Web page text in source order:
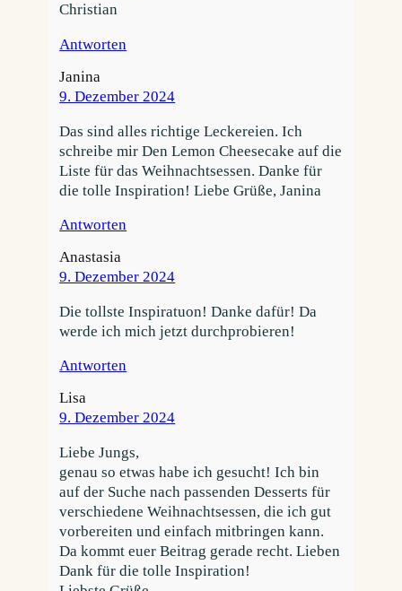
Christian
Antworten
Janina
9. Dezember 2024
Das sind alles richtige Leckereien. Ich
schreibe mir Den Lemon Cheesecake auf die
Liste für das Weihnachtsessen. Danke für
die tolle Inspiration! Liebe Grüße, Janina
Antworten
Anastasia
9. Dezember 2024
Die tollste Inspiratuon! Danke dafür! Da
werde ich mich jetzt durchprobieren!
Antworten
Lisa
9. Dezember 2024
Liebe Jungs,
genau so etwas habe ich gesucht! Ich bin
auf der Suche nach passenden Desserts für
verschiedene Weihnachtsessen, die ich gut
vorbereiten und einfach mitbringen kann.
Da kommt euer Beitrag gerade recht. Lieben
Dank für die tolle Inspiration!